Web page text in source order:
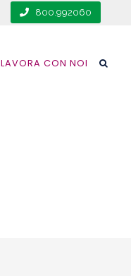
800.992060
LAVORA CON NOI